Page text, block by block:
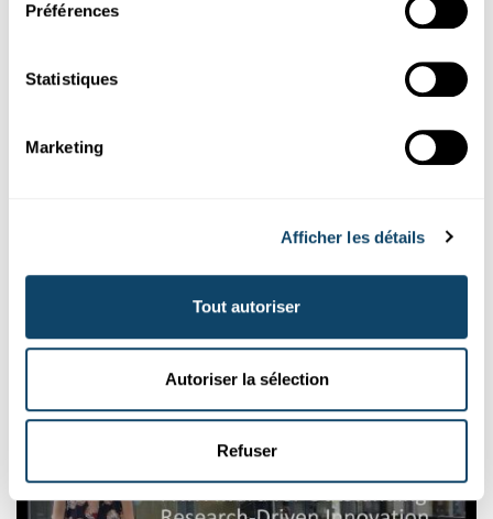
Préférences
Statistiques
Marketing
Afficher les détails
Tout autoriser
Autoriser la sélection
Refuser
ÉTUDE AU LUXEMBOURG ET EN SUISSE
Dans une étude conjointe, des chercheurs des universités du
University of Luxembourg